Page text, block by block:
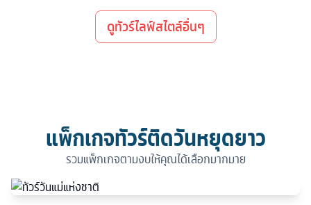
ดูทัวร์ไลฟ์สไตล์อื่นๆ
แพ็กเกจทัวร์ติดวันหยุดยาว
รวมแพ็กเกจตามงบให้คุณได้เลือกมากมาย